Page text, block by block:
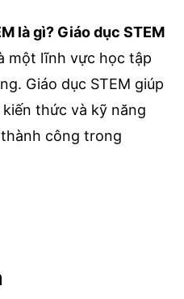
là gì? Giáo dục STEM
một lĩnh vực học tập
Giáo dục STEM giúp
thức và kỹ năng
công trong